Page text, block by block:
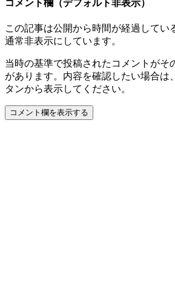
コメント欄（デフォルト非表示）
この記事は公開から時間が経過してい
通常非表示にしています。
当時の基準で投稿されたコメントがそ
があります。内容を確認したい場合は
タンから表示してください。
コメント欄を表示する